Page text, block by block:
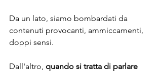
Da un lato, siamo bombardati da
contenuti provocanti, ammiccamenti,
doppi sensi.
Dall'altro, quando si tratta di parlare